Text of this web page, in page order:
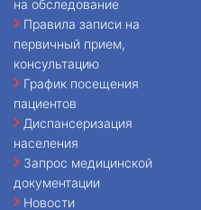
на обследование
Правила записи на
первичный прием,
консультацию
График посещения
пациентов
Диспансеризация
населения
Запрос медицинской
документации
Новости